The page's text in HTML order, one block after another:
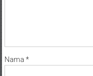
Nama *